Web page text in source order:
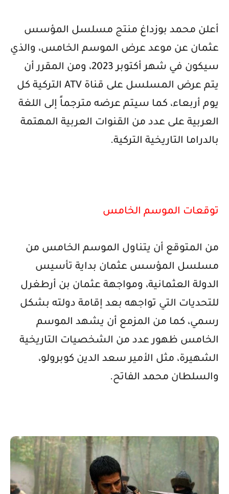
أعلن محمد بوزداغ منتج مسلسل المؤسس
عثمان عن موعد عرض الموسم الخامس، والذي
سيكون في شهر أكتوبر 2023
، ومن المقرر أن
يتم عرض المسلسل على قناة ATV التركية كل
يوم أربعاء، كما سيتم عرضه مترجماً إلى اللغة
العربية على عدد من القنوات العربية المهتمة
بالدراما التاريخية التركية.
توقعات الموسم الخامس
من المتوقع أن يتناول الموسم الخامس من
مسلسل المؤسس عثمان بداية تأسيس
الدولة العثمانية، ومواجهة عثمان بن أرطغرل
للتحديات التي تواجهه بعد إقامة دولته بشكل
رسمي، كما من المزمع أن يشهد الموسم
الخامس ظهور عدد من الشخصيات التاريخية
الشهيرة، مثل الأمير سعد الدين كوبرولو،
والسلطان محمد الفاتح.